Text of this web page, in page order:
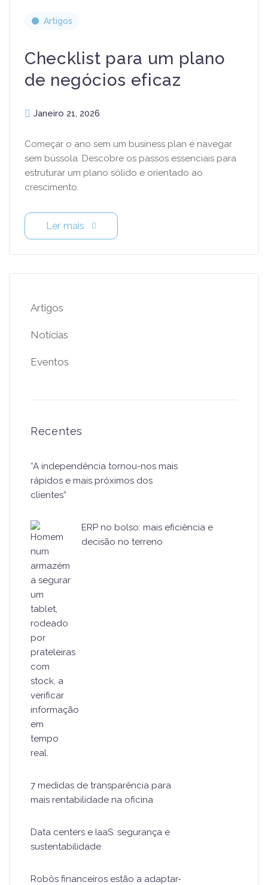
Artigos
Checklist para um plano
de negócios eficaz
Janeiro 21, 2026
Começar o ano sem um business plan é navegar
sem bússola. Descobre os passos essenciais
para estruturar um plano sólido e orientado ao
crescimento.
Ler mais
Artigos
Notícias
Eventos
Recentes
“A independência tornou-nos mais
rápidos e mais próximos dos
clientes”
ERP no bolso: mais eficiência e
decisão no terreno
7 medidas de transparência para
mais rentabilidade na oficina
Data centers e IaaS: segurança e
sustentabilidade
Robôs financeiros estão a